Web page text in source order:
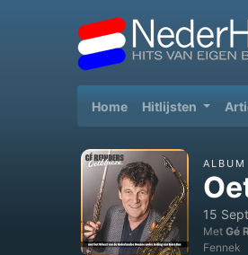
Home(current)
Hitlijsten
ALBUM
15
Met Gé
Fennek